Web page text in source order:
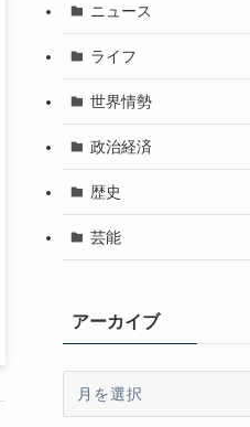
ニュース
ライフ
世界情勢
政治経済
歴史
芸能
アーカイブ